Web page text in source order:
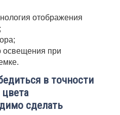
отображения
освещения при
в точности
сделать